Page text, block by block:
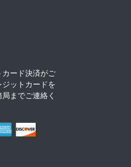
カード決済がご
ットカードを
までご連絡く